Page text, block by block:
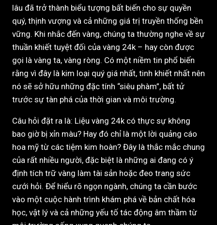
lâu đã trở thành biểu tượng bất biến cho sự quyền
quý, thịnh vượng và cả những giá trị truyền thống bền
vững. Khi nhắc đến vàng, chúng ta thường nghe về sự
thuần khiết tuyệt đối của vàng 24k – hay còn được
gọi là vàng ta, vàng ròng. Có một niềm tin phổ biến
rằng vì đây là kim loại quý giá nhất, tinh khiết nhất nên
nó sẽ sở hữu những đặc tính “siêu phàm”, bất tử
trước sự tàn phá của thời gian và môi trường.
Câu hỏi đặt ra là: Liệu vàng 24k có thực sự không
bao giờ bị xỉn màu? Hay đó chỉ là một lời quảng cáo
hoa mỹ từ các tiệm kim hoàn? Đây là thắc mắc chung
của rất nhiều người, đặc biệt là những ai đang có ý
định tích trữ vàng làm tài sản hoặc đeo trang sức
cưới hỏi. Để hiểu rõ ngọn ngành, chúng ta cần bước
vào một cuộc hành trình khám phá về bản chất hóa
học, vật lý và cả những yếu tố tác động âm thầm từ